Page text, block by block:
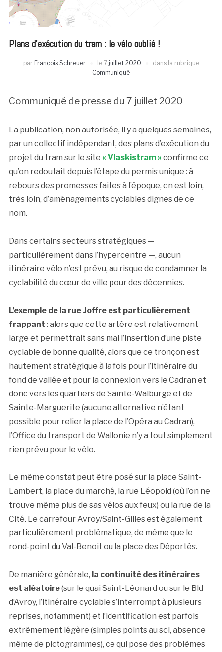
Plans d’exécution du tram : le vélo oublié !
par François Schreuer le 7 juillet 2020
dans la rubrique
Communiqué
Communiqué de presse du 7 juillet 2020
La publication, non autorisée, il y a quelques semaines,
par un collectif indépendant, des plans d’exécution du
projet du tram sur le site « Vlaskistram » confirme ce
qu’on redoutait depuis l’étape du permis unique : à
rebours des promesses faites à l’époque, on est loin,
très loin, d’aménagements cyclables dignes de ce
nom.
Dans certains secteurs stratégiques —
particulièrement dans l’hypercentre —, aucun
itinéraire vélo n’est prévu, au risque de condamner la
cyclabilité du cœur de ville pour des décennies.
L’exemple de la rue Joffre est particulièrement
frappant : alors que cette artère est relativement
large et permettrait sans mal l’insertion d’une piste
cyclable de bonne qualité, alors que ce tronçon est
hautement stratégique à la fois pour l’itinéraire du
fond de vallée et pour la connexion vers le Cadran et
donc vers les quartiers de Sainte-Walburge et de
Sainte-Marguerite (aucune alternative n’étant
possible pour relier la place de l’Opéra au Cadran),
l’Office du transport de Wallonie n’y a tout simplement
rien prévu pour le vélo.
Le même constat peut être posé sur la place Saint-
Lambert, la place du marché, la rue Léopold (où l’on ne
trouve même plus de sas vélos aux feux) ou la rue de la
Cité. Le carrefour Avroy/Saint-Gilles est également
particulièrement problématique, de même que le
rond-point du Val-Benoit ou la place des Déportés.
De manière générale, la continuité des itinéraires
est aléatoire(sur le quai Saint-Léonard ou sur le Bld
d’Avroy, l’itinéraire cyclable s’interrompt à plusieurs
reprises, notamment) et l’identification est parfois
extrêmement légère (simples points au sol, absence
même de pictogrammes), ce qui pose des problèmes